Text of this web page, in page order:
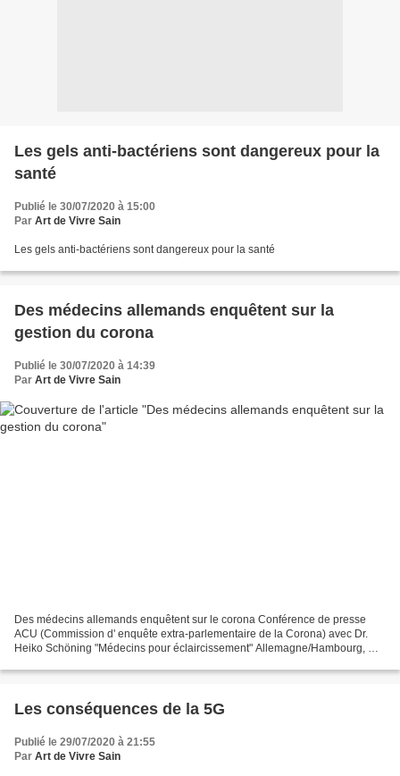
Les gels anti-bactériens sont dangereux pour la
santé
Publié le 30/07/2020 à 15:00
Par Art de Vivre Sain
Les gels anti-bactériens sont dangereux pour la santé
Des médecins allemands enquêtent sur la
gestion du corona
Publié le 30/07/2020 à 14:39
Par Art de Vivre Sain
Des médecins allemands enquêtent sur le corona Conférence de presse
ACU (Commission d' enquête extra-parlementaire de la Corona) avec Dr.
Heiko Schöning "Médecins pour éclaircissement" Allemagne/Hambourg, Dr.
Les conséquences de la 5G
Publié le 29/07/2020 à 21:55
Par Art de Vivre Sain